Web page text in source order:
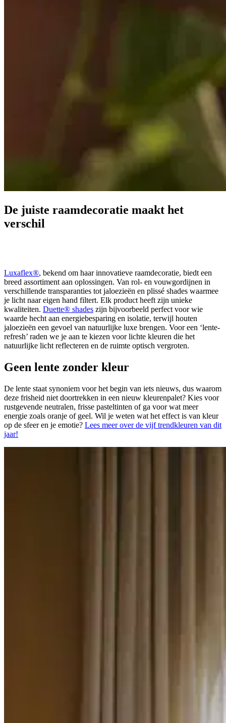
De juiste raamdecoratie maakt het
verschil
Luxaflex®, bekend om haar innovatieve raamdecoratie, biedt een
breed assortiment aan oplossingen. Van rol- en vouwgordijnen in
verschillende transparanties tot jaloezieën en plissé shades waarmee
je licht naar eigen hand filtert. Elk product heeft zijn unieke
kwaliteiten. Duette® shades zijn bijvoorbeeld perfect voor wie
waarde hecht aan energiebesparing en isolatie, terwijl houten
jaloezieën een gevoel van natuurlijke luxe brengen. Voor een ‘lente-
refresh’ raden we je aan te kiezen voor lichte kleuren die het
natuurlijke licht reflecteren en de ruimte optisch vergroten.
Geen lente zonder kleur
De lente staat synoniem voor het begin van iets nieuws, dus waarom
deze frisheid niet doortrekken in een nieuw kleurenpalet? Kies voor
rustgevende neutralen, frisse pasteltinten of ga voor wat meer
energie zoals oranje of geel. Wil je weten wat het effect is van kleur
op de sfeer en je emotie? Lees meer over de vijf trendkleuren van dit
jaar!